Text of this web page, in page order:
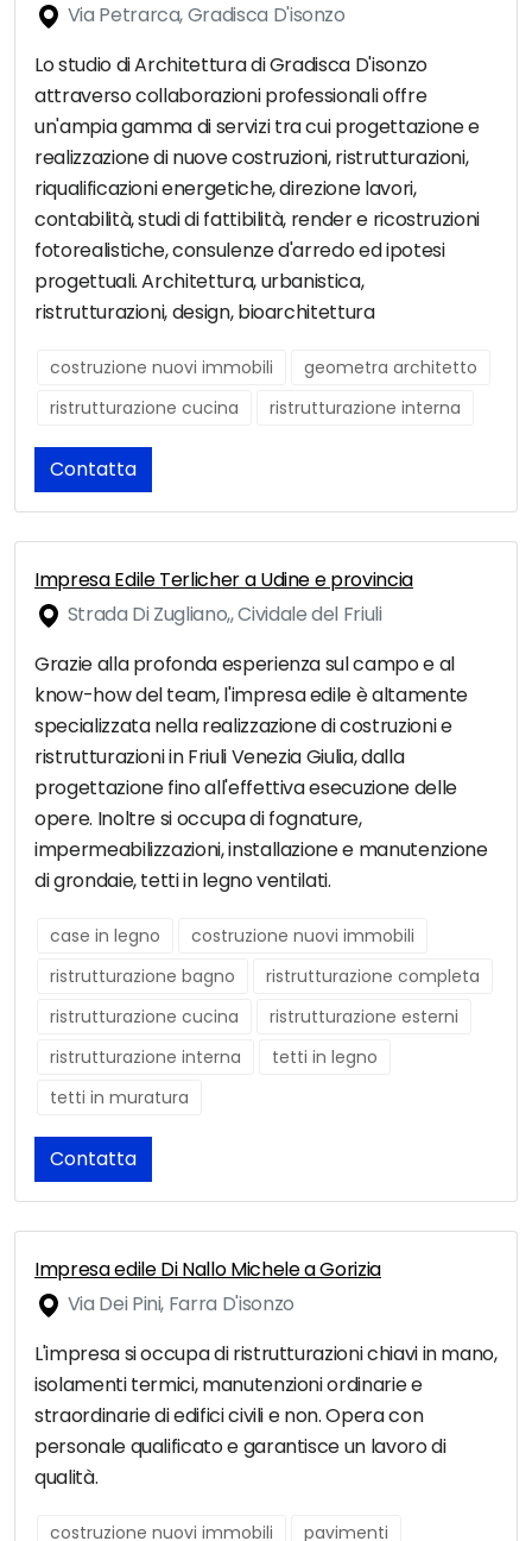
Via Petrarca, Gradisca D'isonzo
Lo studio di Architettura di Gradisca D'isonzo
attraverso collaborazioni professionali offre
un'ampia gamma di servizi tra cui progettazione e
realizzazione di nuove costruzioni, ristrutturazioni,
riqualificazioni energetiche, direzione lavori,
contabilità, studi di fattibilità, render e ricostruzioni
fotorealistiche, consulenze d'arredo ed ipotesi
progettuali. Architettura, urbanistica,
ristrutturazioni, design, bioarchitettura
costruzione nuovi immobili
geometra architetto
ristrutturazione cucina
ristrutturazione interna
Contatta
Impresa Edile Terlicher a Udine e provincia
Strada Di Zugliano,, Cividale del Friuli
Grazie alla profonda esperienza sul campo e al
know-how del team, l'impresa edile è altamente
specializzata nella realizzazione di costruzioni e
ristrutturazioni in Friuli Venezia Giulia, dalla
progettazione fino all'effettiva esecuzione delle
opere. Inoltre si occupa di fognature,
impermeabilizzazioni, installazione e manutenzione
di grondaie, tetti in legno ventilati.
case in legno
costruzione nuovi immobili
ristrutturazione bagno
ristrutturazione completa
ristrutturazione cucina
ristrutturazione esterni
ristrutturazione interna
tetti in legno
tetti in muratura
Contatta
Impresa edile Di Nallo Michele a Gorizia
Via Dei Pini, Farra D'isonzo
L'impresa si occupa di ristrutturazioni chiavi in mano,
isolamenti termici, manutenzioni ordinarie e
straordinarie di edifici civili e non. Opera con
personale qualificato e garantisce un lavoro di
qualità.
costruzione nuovi immobili pavimenti